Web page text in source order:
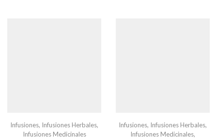
Infusiones, Infusiones Herbales,
Infusiones Medicinales
Infusiones, Infusiones Herbales,
Infusiones Medicinales,